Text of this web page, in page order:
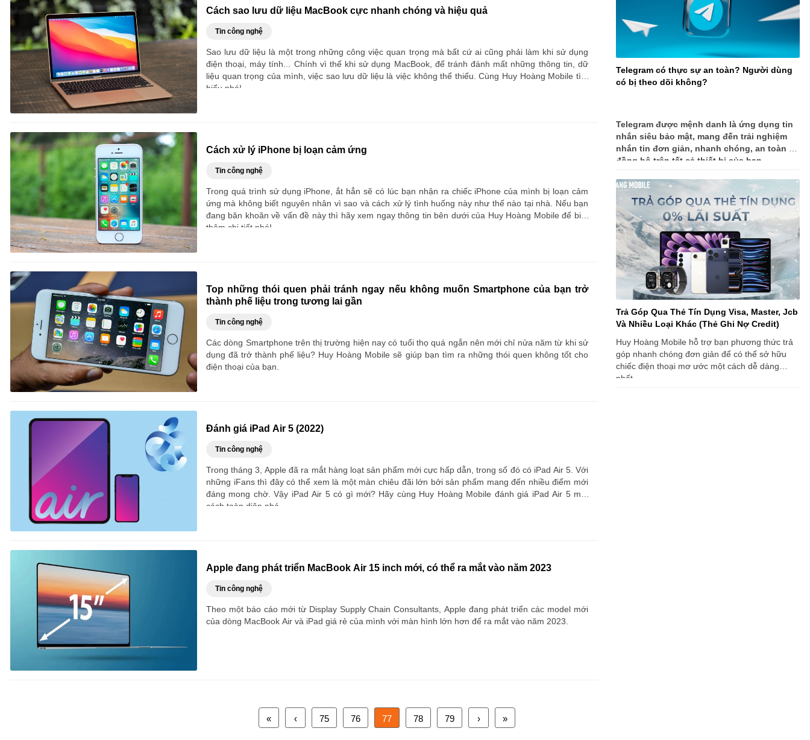
Cách sao lưu dữ liệu MacBook cực nhanh chóng và hiệu quả
Tin công nghệ
Sao lưu dữ liệu là một trong những công việc quan trọng mà bất cứ ai cũng phải làm khi sử dụng
điện thoại, máy tính... Chính vì thế khi sử dụng MacBook, để tránh đánh mất những thông tin, dữ
liệu quan trọng của mình, việc sao lưu dữ liệu là việc không thể thiếu. Cùng Huy Hoàng Mobile tìm
hiểu nhé!
Cách xử lý iPhone bị loạn cảm ứng
Tin công nghệ
Trong quá trình sử dụng iPhone, ắt hẳn sẽ có lúc bạn nhận ra chiếc iPhone của mình bị loạn cảm
ứng mà không biết nguyên nhân vì sao và cách xử lý tình huống này như thế nào tại nhà. Nếu bạn
đang băn khoăn về vấn đề này thì hãy xem ngay thông tin bên dưới của Huy Hoàng Mobile để biết
thêm chi tiết nhé!
Top những thói quen phải tránh ngay nếu không muốn Smartphone của bạn trở
thành phế liệu trong tương lai gần
Tin công nghệ
Các dòng Smartphone trên thị trường hiện nay có tuổi thọ quá ngắn nên mới chỉ nửa năm từ khi sử
dụng đã trở thành phế liệu? Huy Hoàng Mobile sẽ giúp bạn tìm ra những thói quen không tốt cho
điện thoại của bạn.
Đánh giá iPad Air 5 (2022)
Tin công nghệ
Trong tháng 3, Apple đã ra mắt hàng loạt sản phẩm mới cực hấp dẫn, trong số đó có iPad Air 5. Với
những iFans thì đây có thể xem là một màn chiêu đãi lớn bởi sản phẩm mang đến nhiều điểm mới
đáng mong chờ. Vậy iPad Air 5 có gì mới? Hãy cùng Huy Hoàng Mobile đánh giá iPad Air 5 một
cách toàn diện nhé.
Apple đang phát triển MacBook Air 15 inch mới, có thể ra mắt vào năm 2023
Tin công nghệ
Theo một báo cáo mới từ Display Supply Chain Consultants, Apple đang phát triển các model mới
của dòng MacBook Air và iPad giá rẻ của mình với màn hình lớn hơn để ra mắt vào năm 2023.
Telegram có thực sự an toàn? Người dùng
có bị theo dõi không?
Telegram được mệnh danh là ứng dụng tin
nhắn siêu bảo mật, mang đến trải nghiệm
nhắn tin đơn giản, nhanh chóng, an toàn và
đồng bộ trên tất cả thiết bị của bạn.
Trả Góp Qua Thẻ Tín Dụng Visa, Master, Jcb
Và Nhiều Loại Khác (Thẻ Ghi Nợ Credit)
Huy Hoàng Mobile hỗ trợ bạn phương thức trả
góp nhanh chóng đơn giản để có thể sở hữu
chiếc điện thoại mơ ước một cách dễ dàng
nhất.
« ‹ 75 76 77 78 79 › »